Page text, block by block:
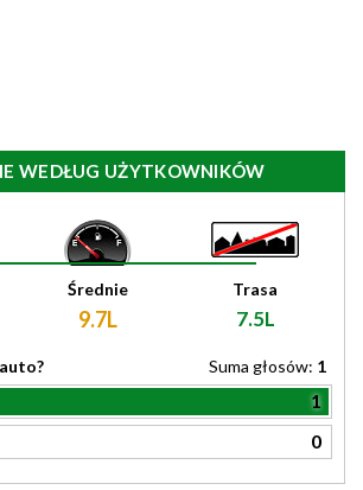
WEDŁUG UŻYTKOWNIKÓW
Średnie
9.7L
Trasa
7.5L
Suma głosów: 1
1
0